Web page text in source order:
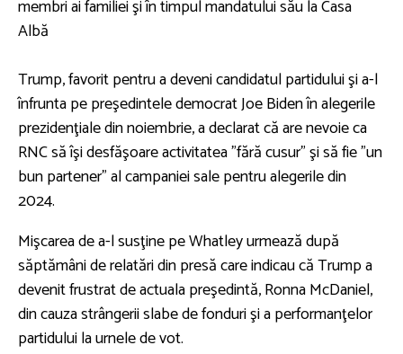
membri ai familiei şi în timpul mandatului său la Casa
Albă
Trump, favorit pentru a deveni candidatul partidului şi a-l
înfrunta pe preşedintele democrat Joe Biden în alegerile
prezidenţiale din noiembrie, a declarat că are nevoie ca
RNC să îşi desfăşoare activitatea "fără cusur" şi să fie "un
bun partener" al campaniei sale pentru alegerile din
2024.
Mişcarea de a-l susţine pe Whatley urmează după
săptămâni de relatări din presă care indicau că Trump a
devenit frustrat de actuala preşedintă, Ronna McDaniel,
din cauza strângerii slabe de fonduri şi a performanţelor
partidului la urnele de vot.